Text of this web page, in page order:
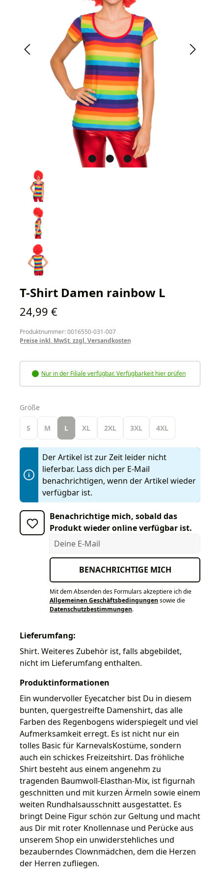
T-Shirt Damen rainbow L
Regulärer Preis:
24,99 €
Produktnummer: 0016550-031-007
Preise inkl. MwSt. zzgl. Versandkosten
Nur in der Filiale verfügbar. Verfügbarkeit hier prüfen
Größe
S M L XL 2XL 3XL 4XL
Der Artikel ist zur Zeit leider nicht
lieferbar. Lass dich per E-Mail
benachrichtigen, wenn der Artikel wieder
verfügbar ist.
Benachrichtige mich, sobald das
Produkt wieder online verfügbar ist.
Deine E-Mail
BENACHRICHTIGE MICH
Mit dem Absenden des Formulars akzeptiere ich die
Allgemeinen Geschäftsbedingungen sowie die
Datenschutzbestimmungen.
Lieferumfang:
Shirt. Weiteres Zubehör ist, falls abgebildet,
nicht im Lieferumfang enthalten.
Produktinformationen
Ein wundervoller Eyecatcher bist Du in diesem
bunten, quergestreifte Damenshirt, das alle
Farben des Regenbogens widerspiegelt und viel
Aufmerksamkeit erregt. Es ist nicht nur ein
tolles Basic für KarnevalsKostüme, sondern
auch ein schickes Freizeitshirt. Das fröhliche
Shirt besteht aus einem angenehm zu
tragenden Baumwoll-Elasthan-Mix, ist figurnah
geschnitten und mit kurzen Ärmeln sowie einem
weiten Rundhalsausschnitt ausgestattet. Es
bringt Deine Figur schön zur Geltung und macht
aus Dir mit roter Knollennase und Perücke aus
unserem Shop ein unwiderstehliches und
bezauberndes Clownmädchen, dem die Herzen
der Herren zufliegen.